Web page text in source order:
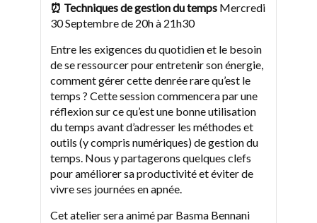
⏰ Techniques de gestion du tempsMercredi
30 Septembre de 20h à 21h30
Entre les exigences du quotidien et le besoin
de se ressourcer pour entretenir son énergie,
comment gérer cette denrée rare qu’est le
temps ? Cette session commencera par une
réflexion sur ce qu’est une bonne utilisation
du temps avant d’adresser les méthodes et
outils (y compris numériques) de gestion du
temps. Nous y partagerons quelques clefs
pour améliorer sa productivité et éviter de
vivre ses journées en apnée.
Cet atelier sera animé par Basma Bennani